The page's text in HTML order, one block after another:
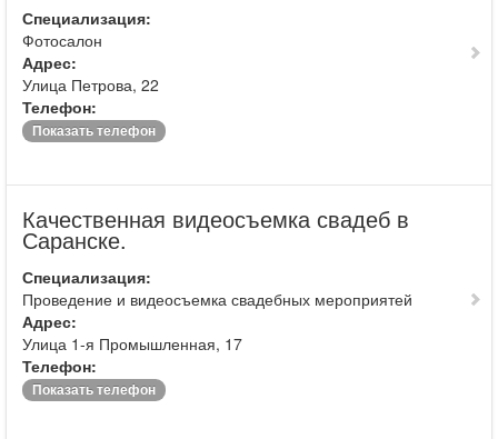
Специализация:
Фотосалон
Адрес:
Улица Петрова, 22
Телефон:
Показать телефон
Качественная видеосъемка свадеб в
Саранске.
Специализация:
Проведение и видеосъемка свадебных мероприятей
Адрес:
Улица 1-я Промышленная, 17
Телефон:
Показать телефон